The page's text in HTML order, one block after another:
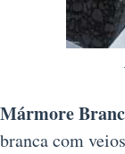
Mármore
branca com